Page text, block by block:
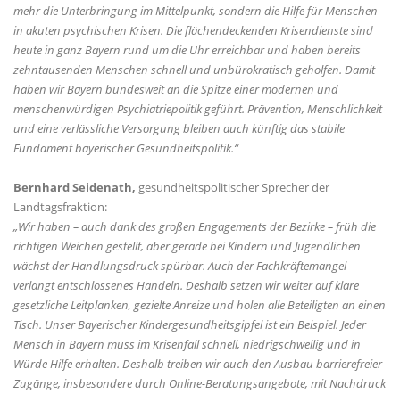
mehr die Unterbringung im Mittelpunkt, sondern die Hilfe für Menschen
in akuten psychischen Krisen. Die flächendeckenden Krisendienste sind
heute in ganz Bayern rund um die Uhr erreichbar und haben bereits
zehntausenden Menschen schnell und unbürokratisch geholfen. Damit
haben wir Bayern bundesweit an die Spitze einer modernen und
menschenwürdigen Psychiatriepolitik geführt. Prävention, Menschlichkeit
und eine verlässliche Versorgung bleiben auch künftig das stabile
Fundament bayerischer Gesundheitspolitik.“
Bernhard Seidenath, gesundheitspolitischer Sprecher der
Landtagsfraktion:
Wir haben – auch dank des großen Engagements der Bezirke – früh die
richtigen Weichen gestellt, aber gerade bei Kindern und Jugendlichen
wächst der Handlungsdruck spürbar. Auch der Fachkräftemangel
verlangt entschlossenes Handeln. Deshalb setzen wir weiter auf klare
gesetzliche Leitplanken, gezielte Anreize und holen alle Beteiligten an einen
Tisch. Unser Bayerischer Kindergesundheitsgipfel ist ein Beispiel. Jeder
Mensch in Bayern muss im Krisenfall schnell, niedrigschwellig und in
Würde Hilfe erhalten. Deshalb treiben wir auch den Ausbau barrierefreier
Zugänge, insbesondere durch Online-Beratungsangebote, mit Nachdruck